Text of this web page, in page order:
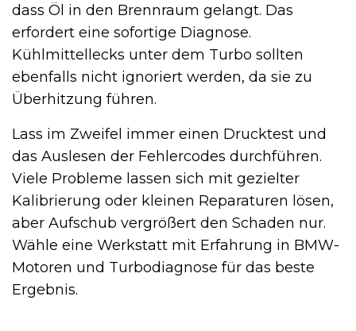
dass Öl in den Brennraum gelangt. Das
erfordert eine sofortige Diagnose.
Kühlmittellecks unter dem Turbo sollten
ebenfalls nicht ignoriert werden, da sie zu
Überhitzung führen.
Lass im Zweifel immer einen Drucktest und
das Auslesen der Fehlercodes durchführen.
Viele Probleme lassen sich mit gezielter
Kalibrierung oder kleinen Reparaturen lösen,
aber Aufschub vergrößert den Schaden nur.
Wähle eine Werkstatt mit Erfahrung in BMW-
Motoren und Turbodiagnose für das beste
Ergebnis.